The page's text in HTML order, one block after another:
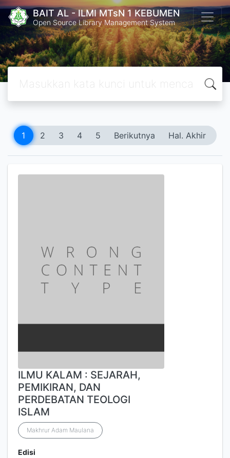
BAIT AL - ILMI MTsN 1 KEBUMEN
Open Source Library Management System
1 2 3 4 5 Berikutnya Hal. Akhir
ILMU KALAM : SEJARAH,
PEMIKIRAN, DAN
PERDEBATAN TEOLOGI
ISLAM
Makhrur Adam Maulana
Edisi